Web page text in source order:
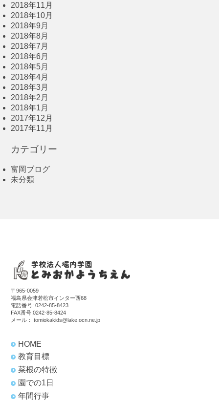
2018年11月
2018年10月
2018年9月
2018年8月
2018年7月
2018年6月
2018年5月
2018年4月
2018年3月
2018年2月
2018年1月
2017年12月
2017年11月
カテゴリー
富岡ブログ
未分類
〒965-0059
福島県会津若松市インター西68
電話番号:0242-85-8423
FAX番号:0242-85-8424
メール：tomiokakids@lake.ocn.ne.jp
HOME
教育目標
菜根の特徴
園での1日
年間行事